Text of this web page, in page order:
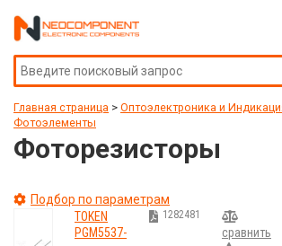
Главная страница > Оптоэлектроника и
Фотоэлементы
Фоторезисторы
Подбор по параметрам
TOKEN
PGM5537-
1282481
сравнить